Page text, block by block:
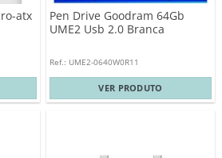
atx
Pen Drive Goodram 64Gb
UME2 Usb 2.0 Branca
Ref.: UME2-0640W0R11
VER PRODUTO